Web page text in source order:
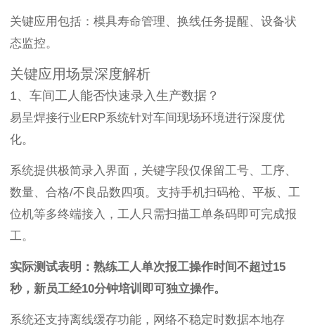
关键应用包括：模具寿命管理、换线任务提醒、设备状
态监控。
关键应用场景深度解析
1、车间工人能否快速录入生产数据？
易呈焊接行业ERP系统针对车间现场环境进行深度优
化。
系统提供极简录入界面，关键字段仅保留工号、工序、
数量、合格/不良品数四项。支持手机扫码枪、平板、工
位机等多终端接入，工人只需扫描工单条码即可完成报
工。
实际测试表明：熟练工人单次报工操作时间不超过15
秒，新员工经10分钟培训即可独立操作。
系统还支持离线缓存功能，网络不稳定时数据本地存